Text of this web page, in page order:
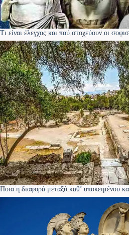
Τι είναι έλεγχος και πού στοχεύουν οι
Ποια η διαφορά μεταξύ καθ’ υποκειμένου